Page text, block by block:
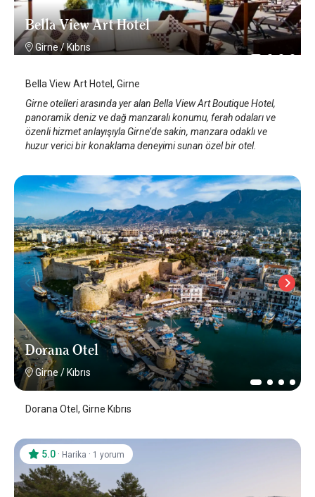
Bella View Art Hotel
Girne / Kıbrıs
Bella View Art Hotel, Girne
Girne otelleri arasında yer alan Bella View Art Boutique Hotel,
panoramik deniz ve dağ manzaralı konumu, ferah odaları ve
özenli hizmet anlayışıyla Girne’de sakin, manzara odaklı ve
huzur verici bir konaklama deneyimi sunan özel bir otel.
Dorana Otel
Girne/ Kıbrıs
Dorana Otel, Girne Kıbrıs
5.0 · Harika · 1 yorum